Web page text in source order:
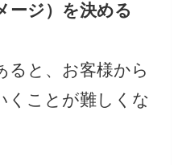
ージ）を決める
ると、お客様から
くことが難しくな